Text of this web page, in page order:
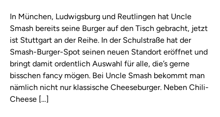
In München, Ludwigsburg und Reutlingen hat Uncle
Smash bereits seine Burger auf den Tisch gebracht, jetzt
ist Stuttgart an der Reihe. In der Schulstraße hat der
Smash-Burger-Spot seinen neuen Standort eröffnet und
bringt damit ordentlich Auswahl für alle, die’s gerne
bisschen fancy mögen. Bei Uncle Smash bekommt man
nämlich nicht nur klassische Cheeseburger. Neben Chili-
Cheese […]